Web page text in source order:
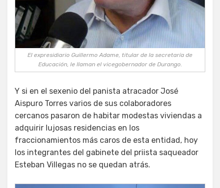
El expresidiario Guillermo Adame, titular de la secretaría de
Educación, le llaman el vicegobernador de Durango.
Y si en el sexenio del panista atracador José
Aispuro Torres varios de sus colaboradores
cercanos pasaron de habitar modestas viviendas a
adquirir lujosas residencias en los
fraccionamientos más caros de esta entidad, hoy
los integrantes del gabinete del priista saqueador
Esteban Villegas no se quedan atrás.